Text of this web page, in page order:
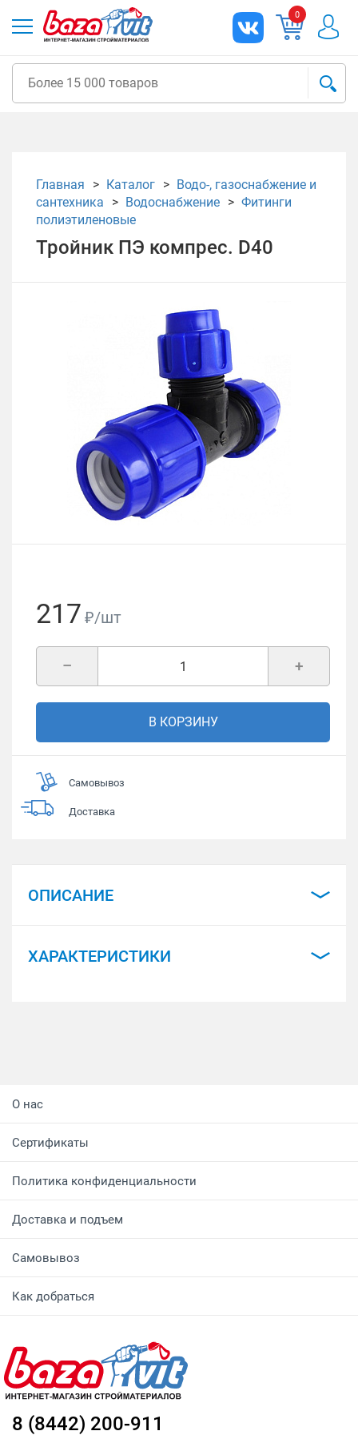
0
Главная Каталог
Водо-, газоснабжение и
сантехника
Водоснабжение
Фитинги
полиэтиленовые
Тройник ПЭ компрес. D40
217 ₽/шт
+
–
В КОРЗИНУ
Самовывоз
Доставка
ОПИСАНИЕ
ХАРАКТЕРИСТИКИ
О нас
Сертификаты
Политика конфиденциальности
Доставка и подъем
Самовывоз
Как добраться
8 (8442) 200-911